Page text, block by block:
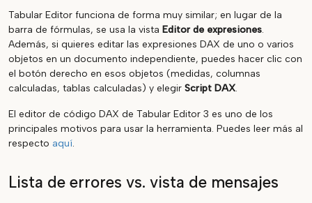
Tabular Editor funciona de forma muy similar; en lugar de la
barra de fórmulas, se usa la vista Editor de expresiones.
Además, si quieres editar las expresiones DAX de uno o varios
objetos en un documento independiente, puedes hacer clic con
el botón derecho en esos objetos (medidas, columnas
calculadas, tablas calculadas) y elegir Script DAX.
El editor de código DAX de Tabular Editor 3 es uno de los
principales motivos para usar la herramienta. Puedes leer más al
respecto aquí.
Lista de errores vs. vista de mensajes